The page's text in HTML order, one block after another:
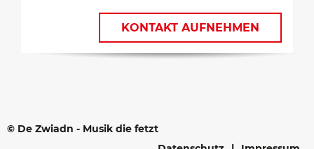
KONTAKT AUFNEHMEN
© De Zwiadn - Musik die fetzt